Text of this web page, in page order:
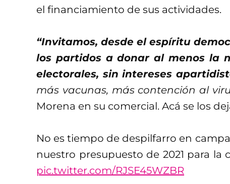
el financiamiento de sus actividades.
“Invitamos, desde el espíritu
los partidos a donar al menos la
electorales, sin intereses
más vacunas, más contención al
Morena en su comercial. Acá se los
No es tiempo de despilfarro en
nuestro presupuesto de 2021 para la
pic.twitter.com/RJSE45WZBR